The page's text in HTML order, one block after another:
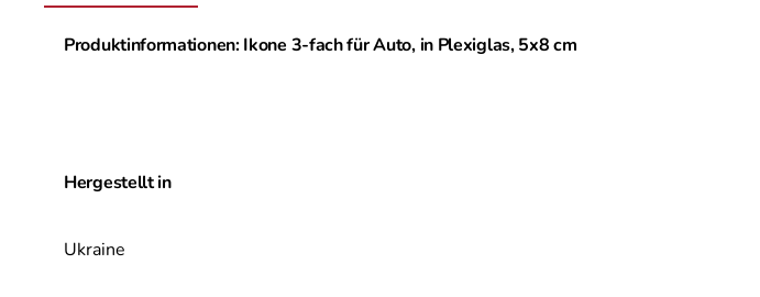
Produktinformationen: Ikone 3-fach für Auto, in Plexiglas, 5x8 cm
Hergestellt in
Ukraine